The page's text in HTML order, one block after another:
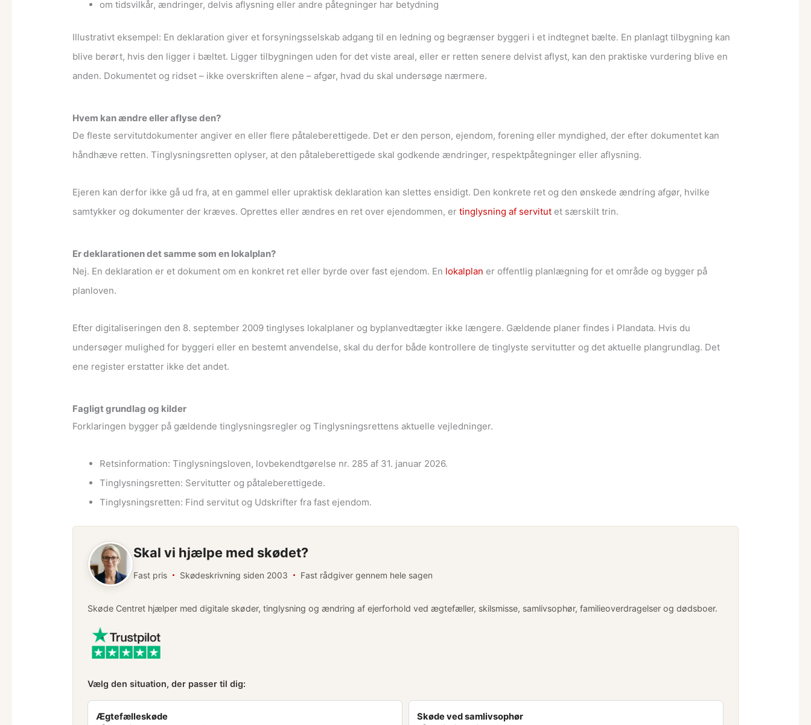
om tidsvilkår, ændringer, delvis aflysning eller andre påtegninger har betydning
Illustrativt eksempel: En deklaration giver et forsyningsselskab adgang til en ledning og begrænser byggeri i et indtegnet bælte. En planlagt tilbygning kan
blive berørt, hvis den ligger i bæltet. Ligger tilbygningen uden for det viste areal, eller er retten senere delvist aflyst, kan den praktiske vurdering blive en
anden. Dokumentet og ridset – ikke overskriften alene – afgør, hvad du skal undersøge nærmere.
Hvem kan ændre eller aflyse den?
De fleste servitutdokumenter angiver en eller flere påtaleberettigede. Det er den person, ejendom, forening eller myndighed, der efter dokumentet kan
håndhæve retten. Tinglysningsretten oplyser, at den påtaleberettigede skal godkende ændringer, respektpåtegninger eller aflysning.
Ejeren kan derfor ikke gå ud fra, at en gammel eller upraktisk deklaration kan slettes ensidigt. Den konkrete ret og den ønskede ændring afgør, hvilke
samtykker og dokumenter der kræves. Oprettes eller ændres en ret over ejendommen, ertinglysning af servitut et særskilt trin.
Er deklarationen det samme som en lokalplan?
Nej. En deklaration er et dokument om en konkret ret eller byrde over fast ejendom. En lokalplan er offentlig planlægning for et område og bygger på
planloven.
Efter digitaliseringen den 8. september 2009 tinglyses lokalplaner og byplanvedtægter ikke længere. Gældende planer findes i Plandata. Hvis du
undersøger mulighed for byggeri eller en bestemt anvendelse, skal du derfor både kontrollere de tinglyste servitutter og det aktuelle plangrundlag. Det
ene register erstatter ikke det andet.
Fagligt grundlag og kilder
Forklaringen bygger på gældende tinglysningsregler og Tinglysningsrettens aktuelle vejledninger.
Retsinformation: Tinglysningsloven, lovbekendtgørelse nr. 285 af 31. januar 2026.
Tinglysningsretten: Servitutter og påtaleberettigede.
Tinglysningsretten: Find servitut og Udskrifter fra fast ejendom.
Skal vi hjælpe med skødet?
Fast pris Skødeskrivning siden 2003 Fast rådgiver gennem hele sagen
Skøde Centret hjælper med digitale skøder, tinglysning og ændring af ejerforhold ved ægtefæller, skilsmisse, samlivsophør, familieoverdragelser og dødsboer.
Vælg den situation, der passer til dig:
Ægtefælleskøde Skøde ved samlivsophør